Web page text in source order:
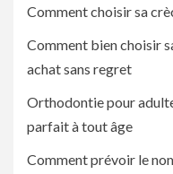
Comment choisir sa
Comment bien choisir
achat sans regret
Orthodontie pour
parfait à tout âge
Comment prévoir le